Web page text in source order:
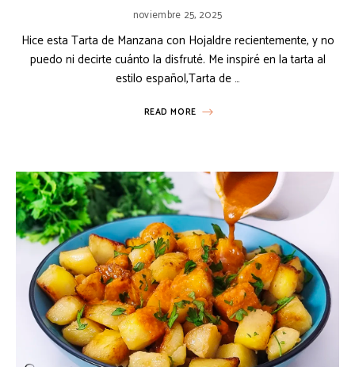
noviembre 25, 2025
Hice esta Tarta de Manzana con Hojaldre recientemente, y no
puedo ni decirte cuánto la disfruté. Me inspiré en la tarta al
estilo español,Tarta de …
READ MORE